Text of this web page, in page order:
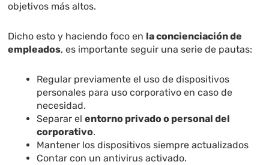
objetivos más altos.
Dicho esto y haciendo foco en la concienciación de
empleados, es importante seguir una serie de pautas:
Regular previamente el uso de dispositivos
personales para uso corporativo en caso de
necesidad.
Separar elentorno privado o personal del
corporativo.
Mantener los dispositivos siempre actualizados
Contar con un antivirus activado.